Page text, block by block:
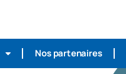
Nos partenaires